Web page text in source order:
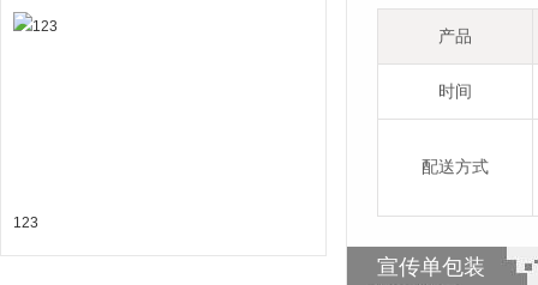
123
产品
时间
配送方式
宣传单包装